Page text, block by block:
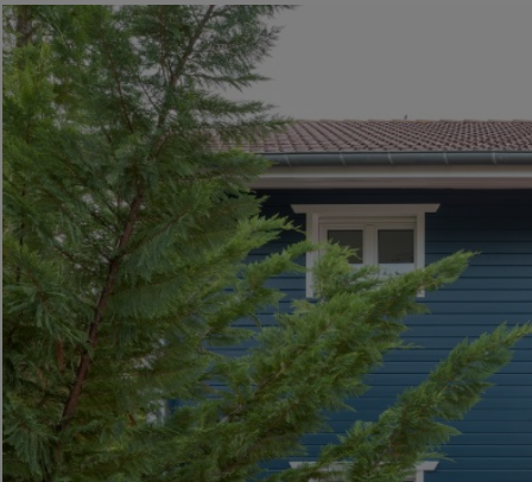
Holz und Metall fachgerecht beschichten
Wenn es vielseitig und sicher